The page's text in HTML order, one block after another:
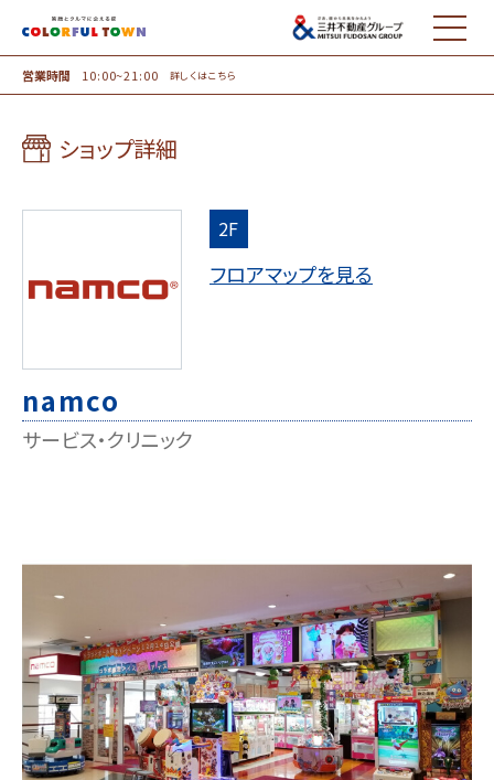
MENU
営業時間 10:00~21:00 詳しくはこちら
ショップ詳細
2F
フロアマップを見る
namco
サービス・クリニック